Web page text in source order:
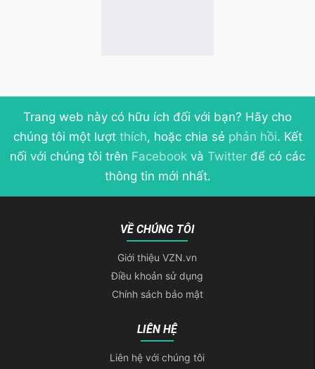
Trang web này có hữu ích đối với bạn? Hãy cho
chúng tôi một lượt thích, hoặc chia sẻ phản hồi. Kết
nối với chúng tôi trên Facebook và Twitter để có các
thông tin mới nhất.
VỀ CHÚNG TÔI
Giới thiệu VZN.vn
Điều khoản sử dụng
Chính sách bảo mật
LIÊN HỆ
Liên hệ với chúng tôi